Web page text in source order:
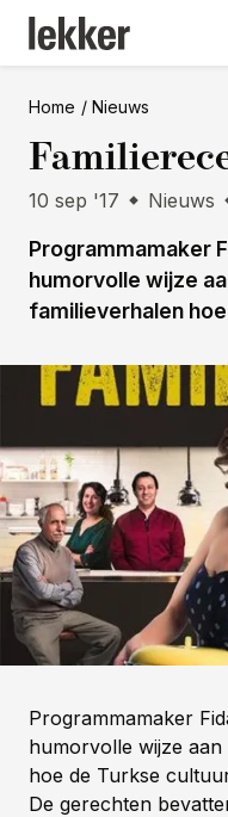
Home Nieuws
10 sep '17 Nieuws
Programmamaker
humorvolle wijze
familieverhalen
Programmamaker
humorvolle wijze
hoe de Turkse
De gerechten